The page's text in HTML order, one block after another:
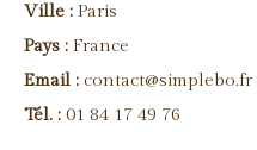
Ville : Paris
Pays : France
Email : contact@simplebo.fr
Tél. : 01 84 17 49 76